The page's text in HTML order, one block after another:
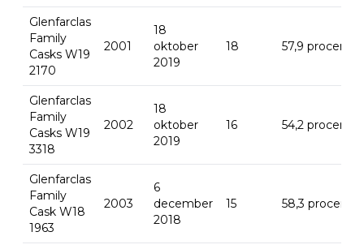
Glenfarclas
Family
Casks W19
2170
2001
18
oktober
2019
18 57,9 procent
Glenfarclas
Family
Casks W19
3318
2002
18
oktober
2019
16 54,2 procent
Glenfarclas
Family
Cask W18
1963
2003
6
december
2018
15 58,3 procent